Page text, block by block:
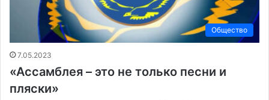
Общество
7.05.2023
«Ассамблея – это не только песни и
пляски»